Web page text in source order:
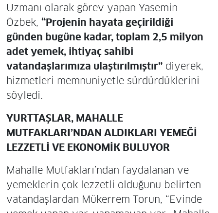
Uzmanı olarak görev yapan Yasemin
Özbek, “Projenin hayata geçirildiği
günden bugüne kadar, toplam 2,5 milyon
adet yemek, ihtiyaç sahibi
vatandaşlarımıza ulaştırılmıştır”diyerek,
hizmetleri memnuniyetle sürdürdüklerini
söyledi.
YURTTAŞLAR, MAHALLE
MUTFAKLARI’NDAN ALDIKLARI YEMEĞİ
LEZZETLİ VE EKONOMİK BULUYOR
Mahalle Mutfakları’ndan faydalanan ve
yemeklerin çok lezzetli olduğunu belirten
vatandaşlardan Mükerrem Torun, “Evinde